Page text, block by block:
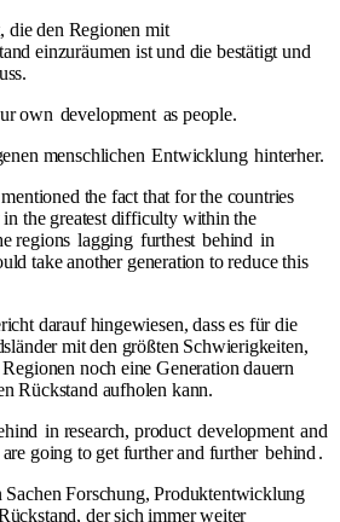
die den Regionen mit
einzuräumen ist und die bestätigt und
own development as people.
menschlichen Entwicklung hinterher.
the fact that for the countries
the greatest difficulty within the
regions lagging furthest behind in
take another generation to reduce this
darauf hingewiesen, dass es für die
mit den größten Schwierigkeiten,
noch eine Generation dauern
Rückstand aufholen kann.
in research, product development and
going to get further and further behind .
Forschung, Produktentwicklung
der sich immer weiter